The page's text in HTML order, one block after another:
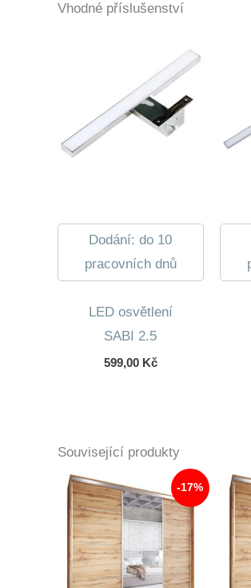
Vhodné příslušenství
Dodání: do 10
pracovních dnů
LED osvětlení
SABI 2.5
599,00 Kč
Související produkty
-17%